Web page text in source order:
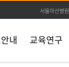
서울아산병원
내 교육연구